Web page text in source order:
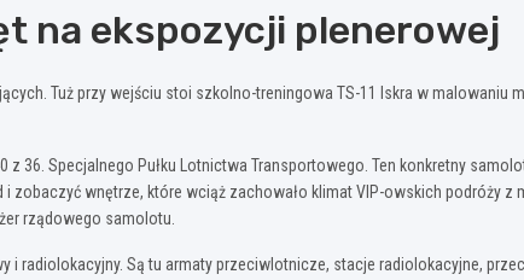
na ekspozycji plenerowej
Tuż przy wejściu stoi szkolno-treningowa TS-11 Iskra w malowaniu
36. Specjalnego Pułku Lotnictwa Transportowego. Ten konkretny
zobaczyć wnętrze, które wciąż zachowało klimat VIP-owskich podróży
rządowego samolotu.
radiolokacyjny. Są tu armaty przeciwlotnicze, stacje radiolokacyjne,